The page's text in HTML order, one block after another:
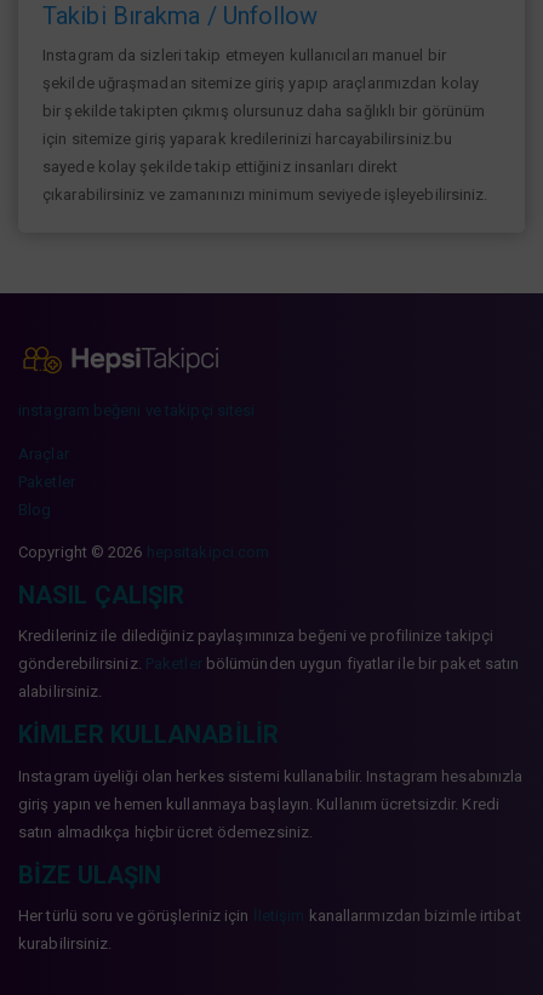
Takibi Bırakma / Unfollow
Instagram da sizleri takip etmeyen kullanıcıları manuel bir
şekilde uğraşmadan sitemize giriş yapıp araçlarımızdan kolay
bir şekilde takipten çıkmış olursunuz daha sağlıklı bir görünüm
için sitemize giriş yaparak kredilerinizi harcayabilirsiniz.bu
sayede kolay şekilde takip ettiğiniz insanları direkt
çıkarabilirsiniz ve zamanınızı minimum seviyede işleyebilirsiniz.
instagram beğeni ve takipçi sitesi
Araçlar
Paketler
Blog
Copyright © 2026 hepsitakipci.com
NASIL ÇALIŞIR
Kredileriniz ile dilediğiniz paylaşımınıza beğeni ve profilinize takipçi
gönderebilirsiniz. Paketler bölümünden uygun fiyatlar ile bir paket satın
alabilirsiniz.
KIMLER KULLANABILIR
Instagram üyeliği olan herkes sistemi kullanabilir. Instagram hesabınızla
giriş yapın ve hemen kullanmaya başlayın. Kullanım ücretsizdir. Kredi
satın almadıkça hiçbir ücret ödemezsiniz.
BIZE ULAŞIN
Her türlü soru ve görüşleriniz için
kanallarımızdan bizimle irtibat
kurabilirsiniz.